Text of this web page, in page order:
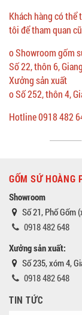
Khách hàng có thể
tôi để tham quan
o Showroom gốm
Số 22, thôn 6,
Xưởng sản xuất
o Số 252, thôn 4,
Hotline 0918 482
GỐM SỨ HOÀNG
Showroom
Số 21, Phố Gốm
0918 482 648
Xưởng sản xuất:
Số 235, xóm 4,
0918 482 648
TIN TỨC